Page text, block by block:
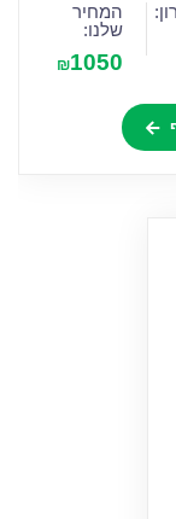
המחיר
שלנו:
₪1050